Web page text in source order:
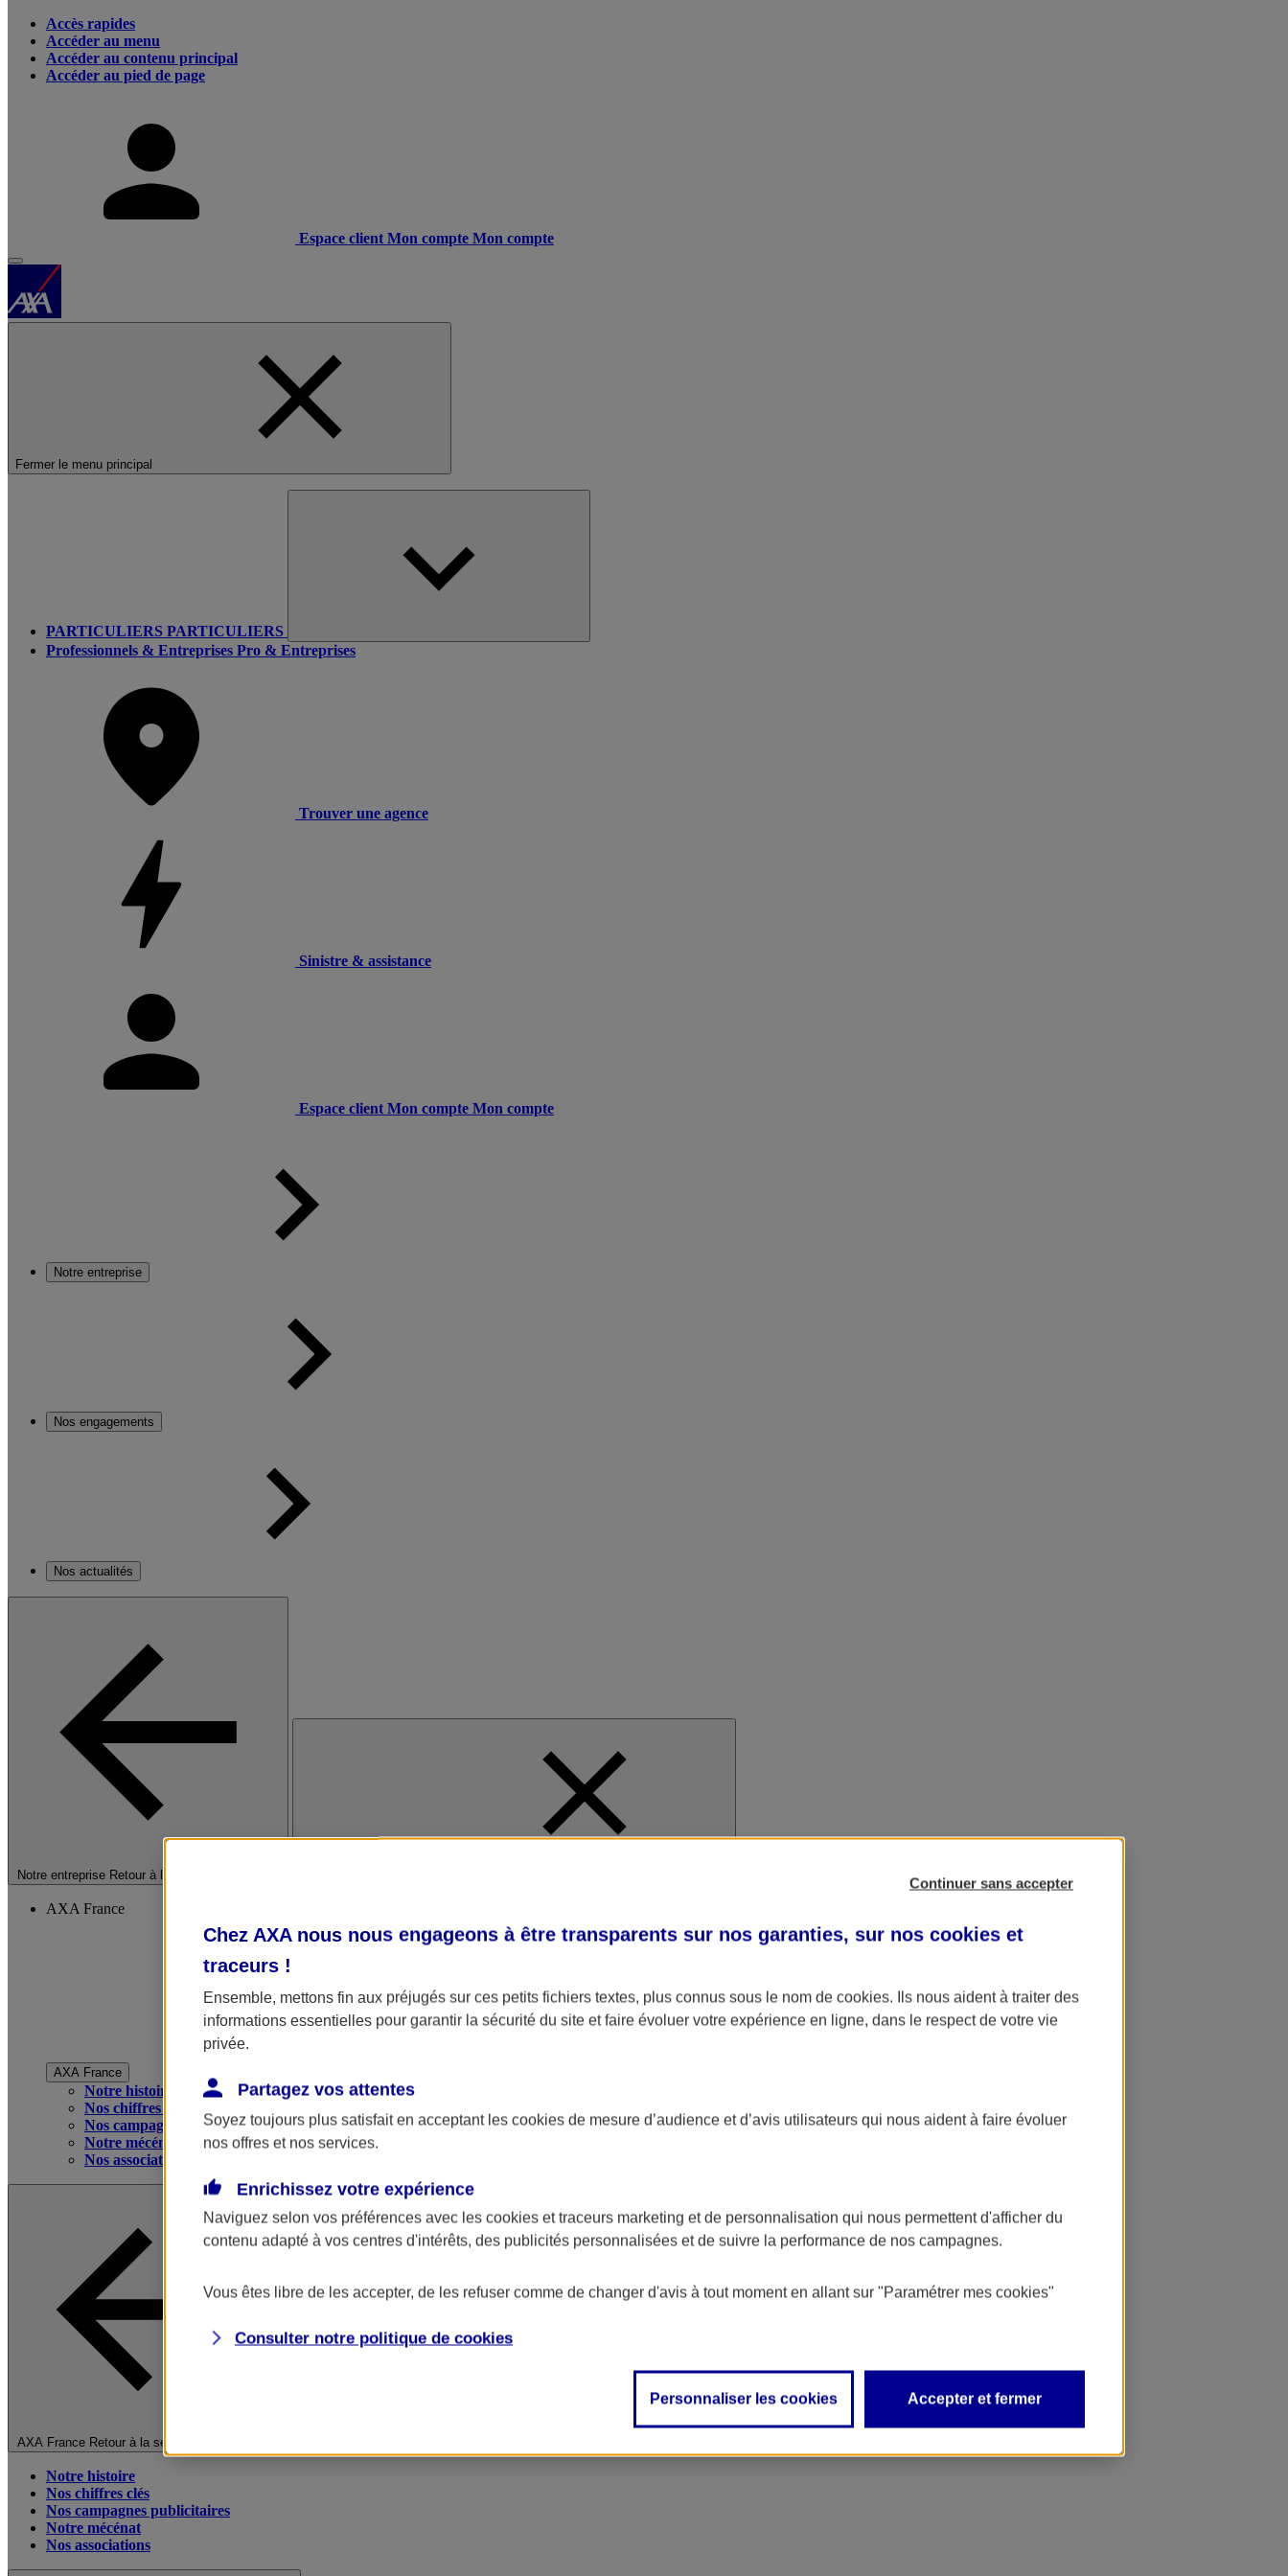
Accès rapides
Accéder au menu
Accéder au contenu principal
Accéder au pied de page
Espace client Mon compte Mon compte
Fermer le menu principal
PARTICULIERS PARTICULIERS
Professionnels & Entreprises Pro & Entreprises
Trouver une agence
Sinistre & assistance
Espace client Mon compte Mon compte
Notre entreprise
Nos engagements
Nos actualités
Notre entreprise Retour à la section précédente
AXA France
AXA France
Notre histoire
Nos chiffres clés
Nos campagnes publicitaires
Notre mécénat
Nos associations
AXA France Retour à la section précédente
Notre histoire
Nos chiffres clés
Nos campagnes publicitaires
Notre mécénat
Nos associations
Continuer sans accepter
Chez AXA nous nous engageons à être transparents sur nos garanties, sur nos cookies et
traceurs !
Ensemble, mettons fin aux préjugés sur ces petits fichiers textes, plus connus sous le nom de cookies. Ils nous aident à traiter des
informations essentielles pour garantir la sécurité du site et faire évoluer votre expérience en ligne, dans le respect de votre vie
privée.
Partagez vos attentes
Soyez toujours plus satisfait en acceptant les cookies de mesure d’audience et d’avis utilisateurs qui nous aident à faire évoluer
nos offres et nos services.
Enrichissez votre expérience
Naviguez selon vos préférences avec les cookies et traceurs marketing et de personnalisation qui nous permettent d'afficher du
contenu adapté à vos centres d'intérêts, des publicités personnalisées et de suivre la performance de nos campagnes.
Vous êtes libre de les accepter, de les refuser comme de changer d'avis à tout moment en allant sur "Paramétrer mes cookies"
Consulter notre politique de cookies
Personnaliser les cookies Accepter et fermer